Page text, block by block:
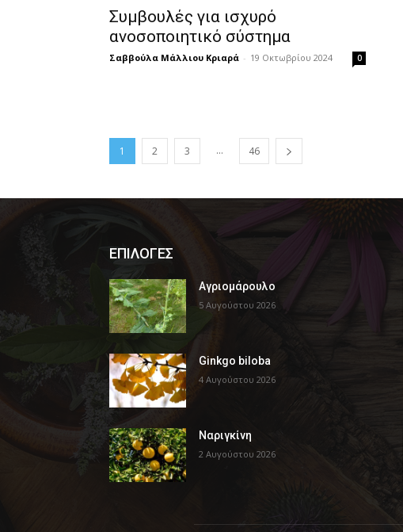
Συμβουλές για ισχυρό
ανοσοποιητικό σύστημα
Σαββούλα Μάλλιου Κριαρά - 19 Οκτωβρίου 2024 0
1 2 3 ... 46
ΕΠΙΛΟΓΕΣ
Αγριομάρουλο
5 Αυγούστου 2026
Ginkgo biloba
4 Αυγούστου 2026
Ναριγκίνη
2 Αυγούστου 2026